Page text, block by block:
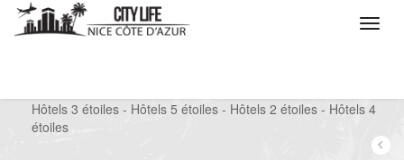
Hôtels 3 étoiles - Hôtels 5 étoiles - Hôtels 2 étoiles - Hôtels 4
étoiles